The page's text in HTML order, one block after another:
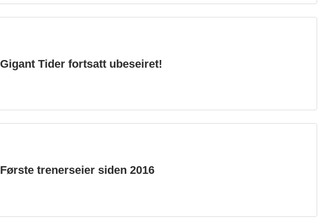
Gigant Tider fortsatt ubeseiret!
Første trenerseier siden 2016